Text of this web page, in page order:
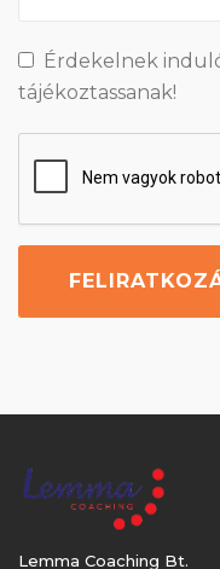
Érdekelnek
tájékoztassanak!
Lemma Coaching Bt.